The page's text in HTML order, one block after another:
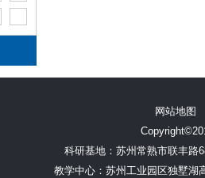
网站地图
科研基地：苏州常熟市联丰路
教学中心：苏州工业园区独墅湖